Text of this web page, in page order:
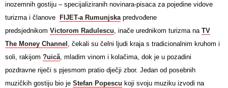
inozemnih gostiju – specijaliziranih novinara-pisaca za pojedine vidove
turizma i članove
FIJET-a Rumunjskapredvođene
predsjednikom Victorom Radulescu, inače urednikom turizma na TV
The Money Channel , čekali su čelni ljudi kraja s tradicionalnim kruhom i
soli, rakijom ?uică, mladim vinom i kolačima, dok je u pozadini
pozdravne riječi s pjesmom pratio dječji zbor. Jedan od posebnih
muzičkih gostiju bio je Stefan Popescu koji svoju muziku izvodi na